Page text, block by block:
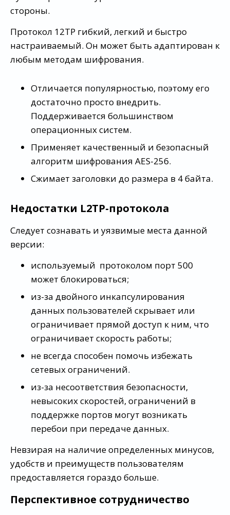
стороны.
Протокол 12TP гибкий, легкий и быстро
настраиваемый. Он может быть адаптирован к
любым методам шифрования.
Отличается популярностью, поэтому его
достаточно просто внедрить.
Поддерживается большинством
операционных систем.
Применяет качественный и безопасный
алгоритм шифрования AES-256.
Сжимает заголовки до размера в 4 байта.
Недостатки L2TP-протокола
Следует сознавать и уязвимые места данной
версии:
используемый протоколом порт 500
может блокироваться;
из-за двойного инкапсулирования
данных пользователей скрывает или
ограничивает прямой доступ к ним, что
ограничивает скорость работы;
не всегда способен помочь избежать
сетевых ограничений.
из-за несоответствия безопасности,
невысоких скоростей, ограничений в
поддержке портов могут возникать
перебои при передаче данных.
Невзирая на наличие определенных минусов,
удобств и преимуществ пользователям
предоставляется гораздо больше.
Перспективное сотрудничество